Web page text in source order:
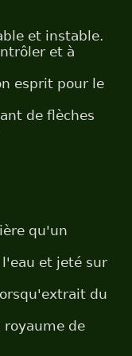
et instable.
et à
esprit pour le
de flèches
qu'un
et jeté sur
du
royaume de